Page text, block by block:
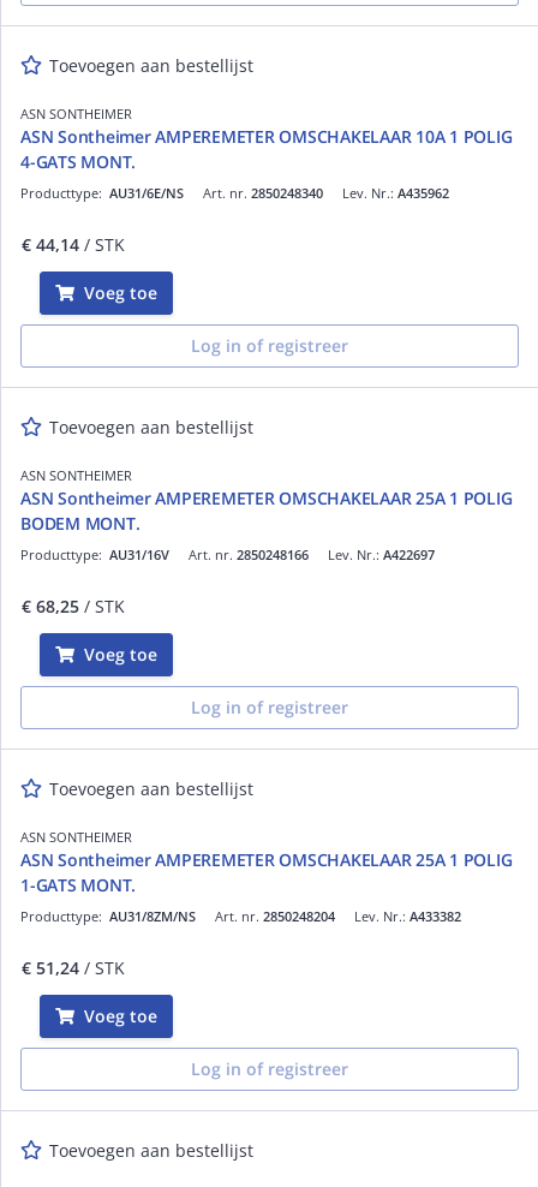
Toevoegen aan bestellijst
ASN SONTHEIMER
ASN Sontheimer AMPEREMETER OMSCHAKELAAR 10A 1 POLIG
4-GATS MONT.
Art. nr. 2850248340
Producttype: AU31/6E/NS Lev. Nr.: A435962
€ 44,14 / STK
Voeg toe
Log in of registreer
Toevoegen aan bestellijst
ASN SONTHEIMER
ASN Sontheimer AMPEREMETER OMSCHAKELAAR 25A 1 POLIG
BODEM MONT.
Art. nr. 2850248166
Producttype: AU31/16V Lev. Nr.: A422697
€ 68,25 / STK
Voeg toe
Log in of registreer
Toevoegen aan bestellijst
ASN SONTHEIMER
ASN Sontheimer AMPEREMETER OMSCHAKELAAR 25A 1 POLIG
1-GATS MONT.
Art. nr. 2850248204
Producttype: AU31/8ZM/NS Lev. Nr.: A433382
€ 51,24 / STK
Voeg toe
Log in of registreer
Toevoegen aan bestellijst